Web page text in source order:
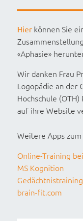
Hier können Sie
«Aphasie»
Wir danken Frau
Logopädie an der
Hochschule
auf ihre Website
Weitere Apps
Online-Training
MS Kognition
brain-fit.com